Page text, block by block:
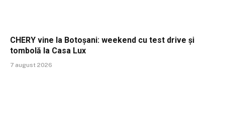
CHERY vine la Botoșani: weekend cu test drive și
tombolă la Casa Lux
7 august 2026